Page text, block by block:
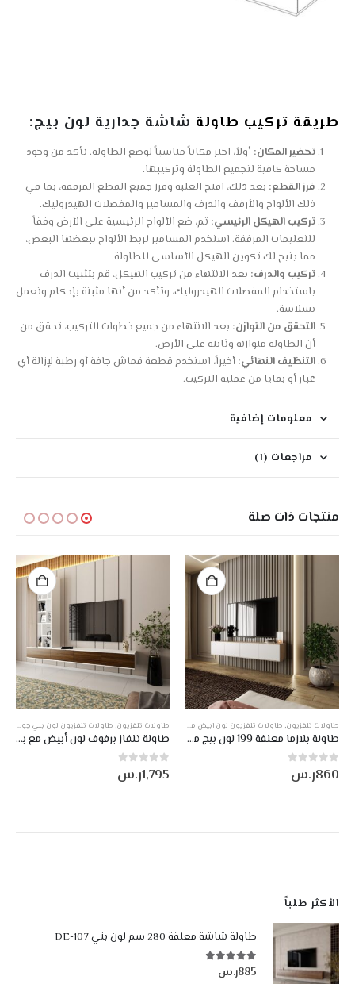
طريقة تركيب طاولة شاشة جدارية لون بيج:
تحضير المكان: أولاً، اختر مكاناً مناسباً لوضع الطاولة. تأكد من وجود
مساحة كافية لتجميع الطاولة وتركيبها.
فرز القطع: بعد ذلك، افتح العلبة وفرز جميع القطع المرفقة، بما في
ذلك الألواح والأرفف والدرف والمسامير والمفصلات الهيدروليك.
تركيب الهيكل الرئيسي: ثم، ضع الألواح الرئيسية على الأرض وفقاً
للتعليمات المرفقة. استخدم المسامير لربط الألواح ببعضها البعض،
مما يتيح لك تكوين الهيكل الأساسي للطاولة.
تركيب والدرف: بعد الانتهاء من تركيب الهيكل، قم بتثبيت الدرف
باستخدام المفصلات الهيدروليك، وتأكد من أنها مثبتة بإحكام وتعمل
بسلاسة.
التحقق من التوازن: بعد الانتهاء من جميع خطوات التركيب، تحقق من
أن الطاولة متوازنة وثابتة على الأرض.
التنظيف النهائي: أخيراً، استخدم قطعة قماش جافة أو رطبة لإزالة أي
غبار أو بقايا من عملية التركيب.
معلومات إضافية
مراجعات (1)
منتجات ذات صلة
طاولات تلفزيون معلقة,طاولات لون بيج,عروض, منتجات صناعة وطني طاولات تلفزيون ,طاولات تلفزيون لون بني جوزي مع ابيض ,طاولات تلفزيون معلقة,طاولات لون بني
طاولة تلفاز برفوف لون أبيض مع بني DE-101
0 من أصل 5
1,795ر.س
طاولات تلفزيون ,طاولات تلفزيون لون بني جوزي مع ابيض
طاولة بلازما مودرن أبيض مع بني DE-112
0من أصل 5
995ر.س
الأكثر طلباً
طاولة شاشة معلقة 280 سم لون بني DE-107
4.84 من أصل 5 885ر.س